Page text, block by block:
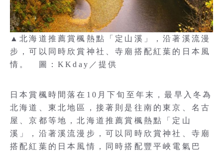
▲北海道推薦賞楓熱點「定山溪」，沿著溪流漫
步，可以同時欣賞神社、寺廟搭配紅葉的日本風
情。 圖：KKday／提供
日本賞楓時間落在10月下旬至年末，最早入冬為
北海道、東北地區，接著則是往南的東京、名古
屋、京都等地，北海道推薦賞楓熱點「定山
溪」，沿著溪流漫步，可以同時欣賞神社、寺廟
搭配紅葉的日本風情，同時搭配豐平峽電氣巴